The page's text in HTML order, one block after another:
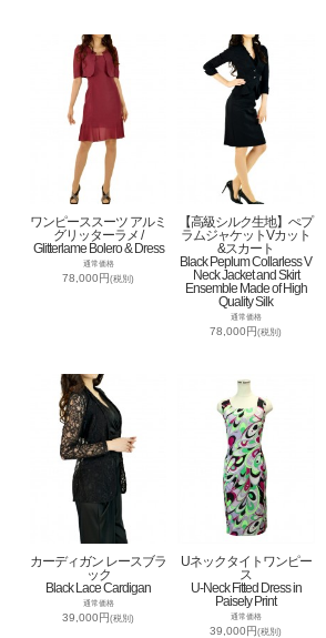
ワンピーススーツ アルミ
グリッターラメ /
Glitterlame Bolero & Dress
通常価格
78,000円(税別)
【高級シルク生地】ぺプ
ラムジャケットVカット
&スカート
Black Peplum Collarless V
Neck Jacket and Skirt
Ensemble Made of High
Quality Silk
通常価格
78,000円(税別)
カーディガン レースブラ
ック
Black Lace Cardigan
通常価格
39,000円(税別)
Uネックタイトワンピー
ス
U-Neck Fitted Dress in
Paisely Print
通常価格
39,000円(税別)